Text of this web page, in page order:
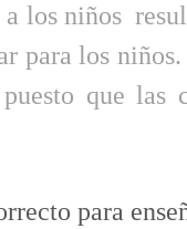
a los niños
para los
que las
para